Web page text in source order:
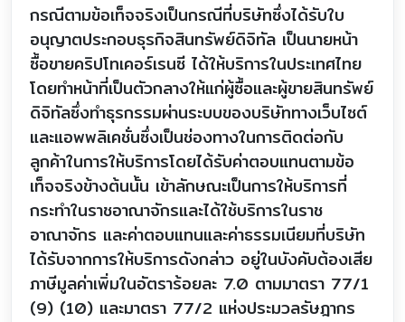
กรณีตามข้อเท็จจริงเป็นกรณีที่บริษัทซึ่งได้รับใบ
อนุญาตประกอบธุรกิจสินทรัพย์ดิจิทัล เป็นนายหน้า
ซื้อขายคริปโทเคอร์เรนซี ได้ให้บริการในประเทศไทย
โดยทำหน้าที่เป็นตัวกลางให้แก่ผู้ซื้อและผู้ขายสินทรัพย์
ดิจิทัลซึ่งทำธุรกรรมผ่านระบบของบริษัททางเว็บไซต์
และแอพพลิเคชั่นซึ่งเป็นช่องทางในการติดต่อกับ
ลูกค้าในการให้บริการโดยได้รับค่าตอบแทนตามข้อ
เท็จจริงข้างต้นนั้น เข้าลักษณะเป็นการให้บริการที่
กระทำในราชอาณาจักรและได้ใช้บริการในราช
อาณาจักร และค่าตอบแทนและค่าธรรมเนียมที่บริษัท
ได้รับจากการให้บริการดังกล่าว อยู่ในบังคับต้องเสีย
ภาษีมูลค่าเพิ่มในอัตราร้อยละ 7.0 ตามมาตรา 77/1
(9) (10) และมาตรา 77/2 แห่งประมวลรัษฎากร